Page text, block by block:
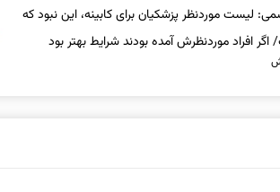
لیست موردنظر پزشکیان برای کابینه، این نبود که
افراد موردنظرش آمده بودند شرایط بهتر بود